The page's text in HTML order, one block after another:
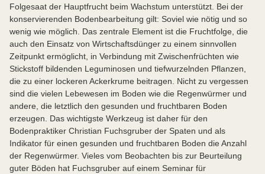
Folgesaat der Hauptfrucht beim Wachstum unterstützt. Bei der
konservierenden Bodenbearbeitung gilt: Soviel wie nötig und so
wenig wie möglich. Das zentrale Element ist die Fruchtfolge, die
auch den Einsatz von Wirtschaftsdünger zu einem sinnvollen
Zeitpunkt ermöglicht, in Verbindung mit Zwischenfrüchten wie
Stickstoff bildenden Leguminosen und tiefwurzelnden Pflanzen,
die zu einer lockeren Ackerkrume beitragen. Nicht zu vergessen
sind die vielen Lebewesen im Boden wie die Regenwürmer und
andere, die letztlich den gesunden und fruchtbaren Boden
erzeugen. Das wichtigste Werkzeug ist daher für den
Bodenpraktiker Christian Fuchsgruber der Spaten und als
Indikator für einen gesunden und fruchtbaren Boden die Anzahl
der Regenwürmer. Vieles vom Beobachten bis zur Beurteilung
guter Böden hat Fuchsgruber auf einem Seminar für